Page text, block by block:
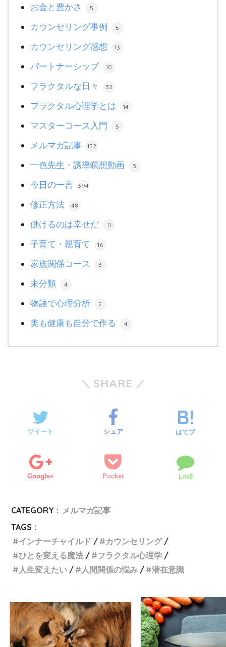
お金と豊かさ 5
カウンセリング事例 5
カウンセリング感想 13
パートナーシップ 10
フラクタルな日々 32
フラクタル心理学とは 14
マスターコース入門 5
メルマガ記事 152
一色先生・誘導瞑想動画 3
今日の一言 394
修正方法 48
働けるのは幸せだ 11
子育て・親育て 16
家族関係コース 3
未分類 4
物語で心理分析 2
美も健康も自分で作る 4
SHARE
ツイート シェア はてブ
Google+ Pocket LINE
CATEGORY : メルマガ記事
TAGS :
インナーチャイルド
カウンセリング
ひとを変える魔法
フラクタル心理学
人生変えたい
人間関係の悩み 潜在意識